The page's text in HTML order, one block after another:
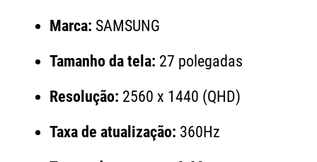
Marca: SAMSUNG
Tamanho da tela: 27 polegadas
Resolução: 2560 x 1440 (QHD)
Taxa de atualização: 360Hz